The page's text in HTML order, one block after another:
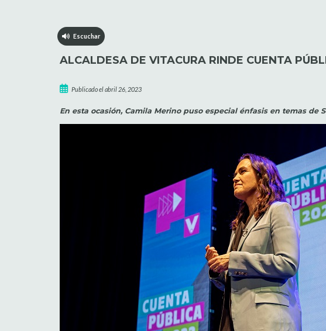
Escuchar
ALCALDESA DE VITACURA RINDE CUENTA
Publicado el abril 26, 2023
En esta ocasión, Camila Merino puso especial énfasis en temas de